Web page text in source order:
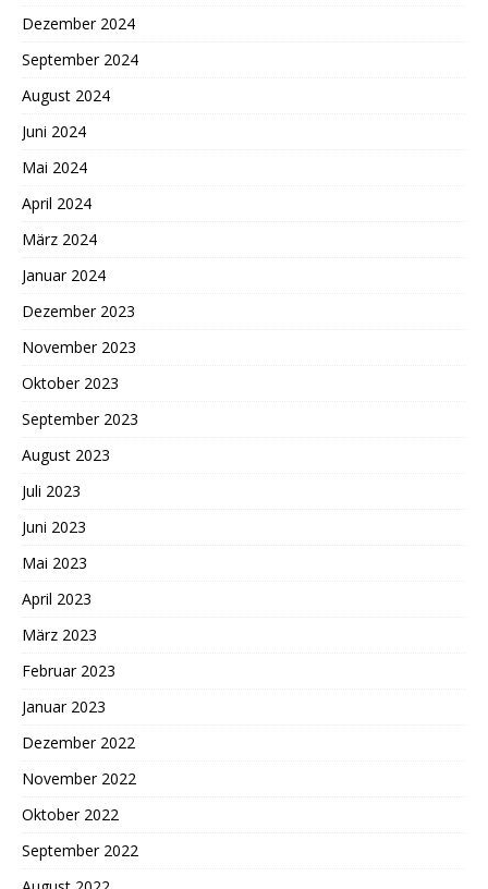
Dezember 2024
September 2024
August 2024
Juni 2024
Mai 2024
April 2024
März 2024
Januar 2024
Dezember 2023
November 2023
Oktober 2023
September 2023
August 2023
Juli 2023
Juni 2023
Mai 2023
April 2023
März 2023
Februar 2023
Januar 2023
Dezember 2022
November 2022
Oktober 2022
September 2022